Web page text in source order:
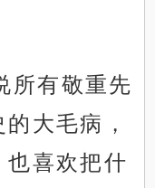
所有敬重先
大毛病，
也喜欢把什